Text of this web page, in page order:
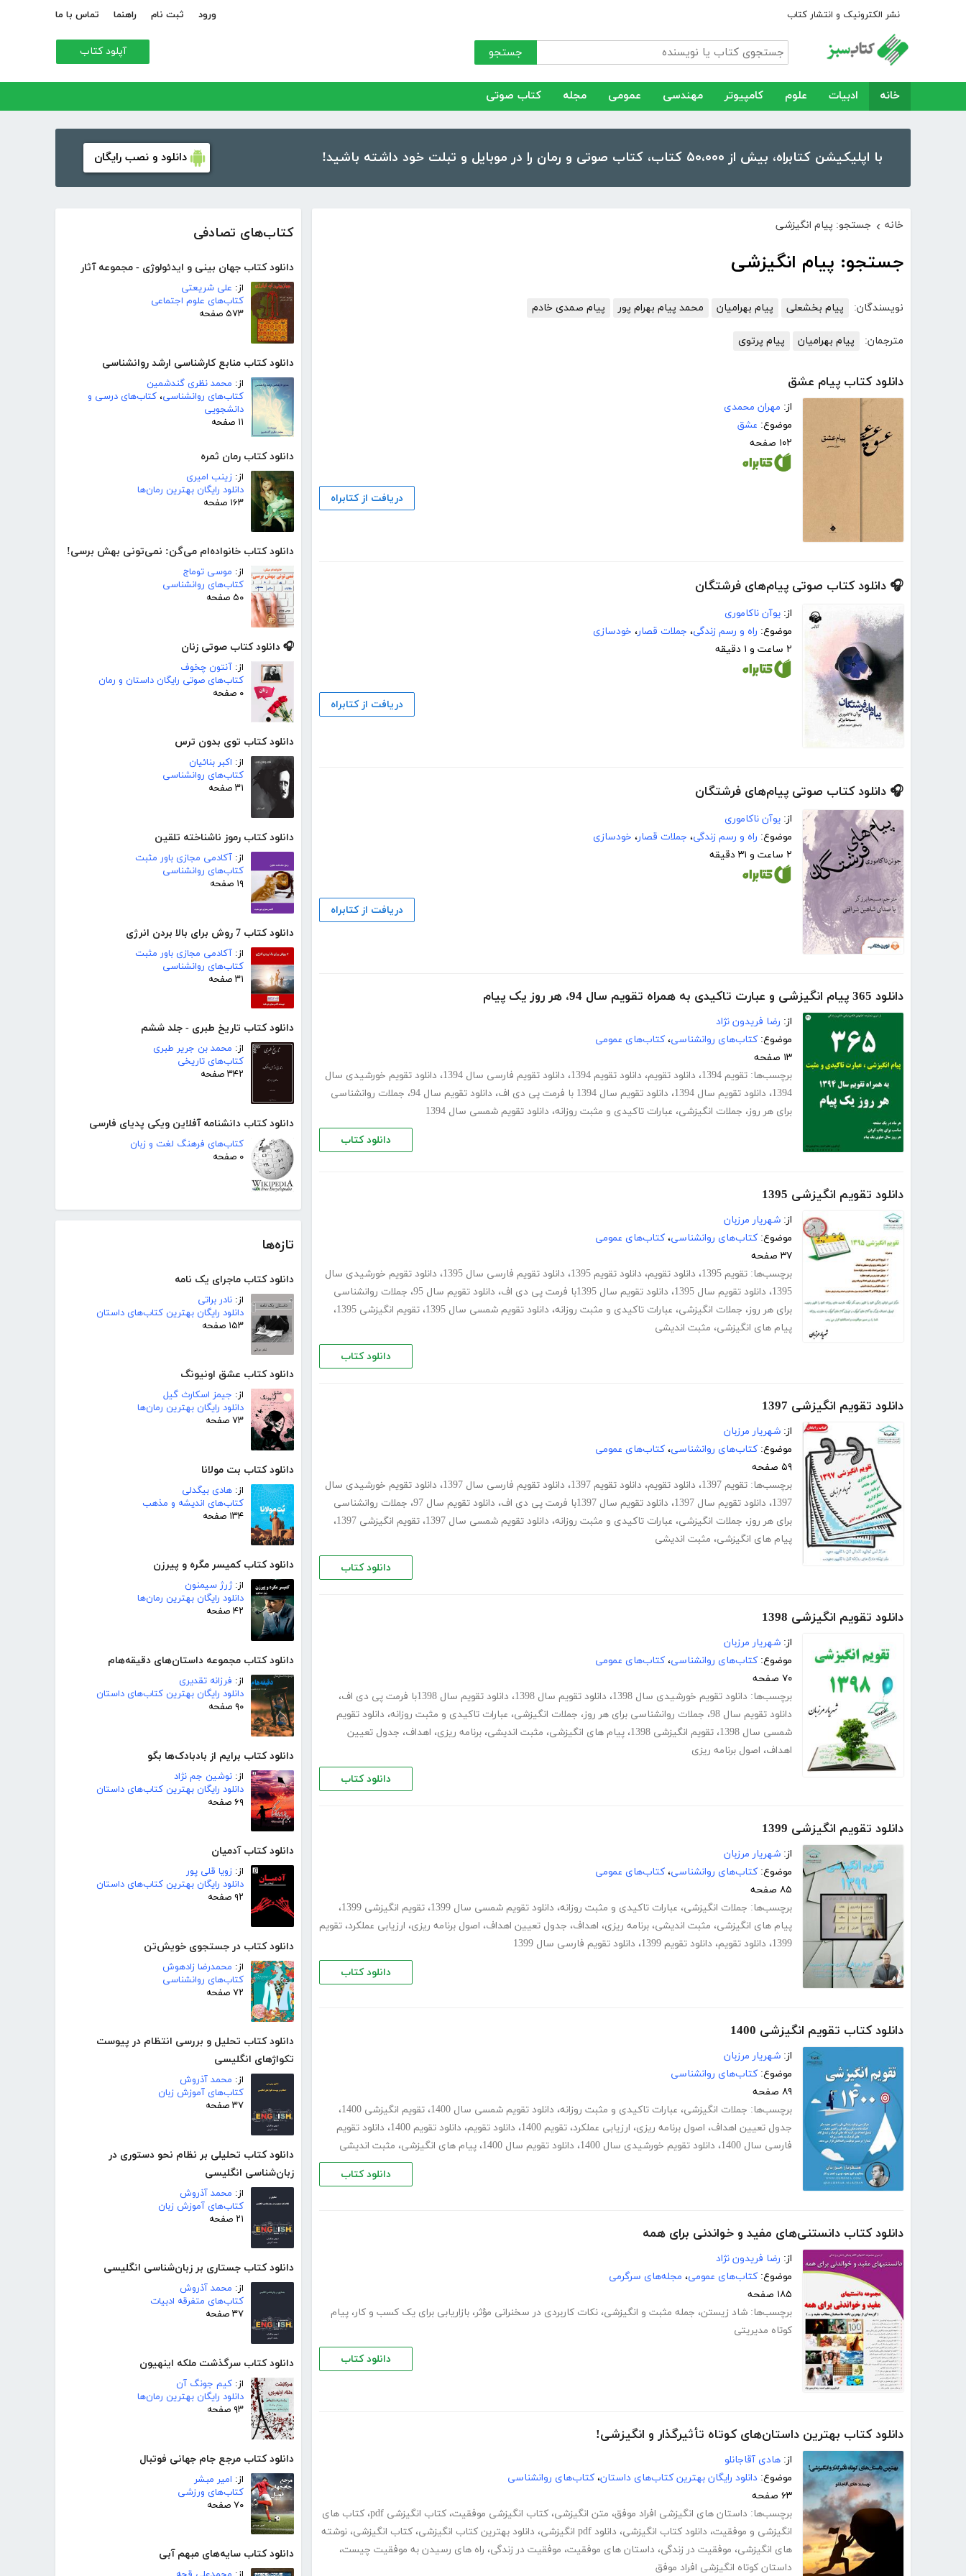
نشر الکترونیک و انتشار کتاب ورود ثبت نام راهنما تماس با ما
جستجو آپلود کتاب
خانه ادبیات علوم کامپیوتر مهندسی عمومی مجله کتاب صوتی
با اپلیکیشن کتابراه، بیش از ۵۰،۰۰۰ کتاب، کتاب صوتی و رمان را در موبایل و تبلت خود داشته باشید! دانلود و نصب رایگان
کتاب‌های تصادفی
دانلود کتاب جهان بینی و ایدئولوژی - مجموعه آثار
از: علی شریعتی
کتاب‌های علوم اجتماعی
۵۷۳ صفحه
دانلود کتاب منابع کارشناسی ارشد روانشناسی
از: محمد نظری گندشمین
کتاب‌های روانشناسی، کتاب‌های درسی و
دانشجویی
۱۱ صفحه
دانلود کتاب رمان ثمره
از: زینب امیری
دانلود رایگان بهترین رمان‌ها
۱۶۳ صفحه
دانلود کتاب خانواده‌ام می‌گن: نمی‌تونی بهش برسی!
از: موسی توماج
کتاب‌های روانشناسی
۵۰ صفحه
🎧 دانلود کتاب صوتی زنان
از: آنتون چخوف
کتاب‌های صوتی رایگان داستان و رمان
۰ صفحه
دانلود کتاب توی بدون ترس
از: اکبر بنائیان
کتاب‌های روانشناسی
۳۱ صفحه
دانلود کتاب رموز ناشناخته تلقین
از: آکادمی مجازی باور مثبت
کتاب‌های روانشناسی
۱۹ صفحه
دانلود کتاب 7 روش برای بالا بردن انرژی
از: آکادمی مجازی باور مثبت
کتاب‌های روانشناسی
۳۱ صفحه
دانلود کتاب تاریخ طبری - جلد ششم
از: محمد بن جریر طبری
کتاب‌های تاریخی
۳۴۲ صفحه
دانلود کتاب دانشنامه آفلاین ویکی پدیای فارسی
کتاب‌های فرهنگ لغت و زبان
۰ صفحه
تازه‌ها
دانلود کتاب ماجرای یک نامه
از: نادر براتی
دانلود رایگان بهترین کتاب‌های داستان
۱۵۳ صفحه
دانلود کتاب عشق اونیونگ
از: جیمز اسکارث گیل
دانلود رایگان بهترین رمان‌ها
۷۳ صفحه
دانلود کتاب بت مولانا
از: هادی بیگدلی
کتاب‌های اندیشه و مذهب
۱۳۴ صفحه
دانلود کتاب کمیسر مگره و پیرزن
از:ژرژ سیمنون
دانلود رایگان بهترین رمان‌ها
۴۲ صفحه
دانلود کتاب مجموعه داستان‌های دقیقه‌هام
از: فرزانه تقدیری
دانلود رایگان بهترین کتاب‌های داستان
۹۰ صفحه
دانلود کتاب برایم از بادبادک‌ها بگو
از: نوشین جم نژاد
دانلود رایگان بهترین کتاب‌های داستان
۶۹ صفحه
دانلود کتاب آدمیان
از: زویا قلی پور
دانلود رایگان بهترین کتاب‌های داستان
۹۲ صفحه
دانلود کتاب در جستجوی خویش‌تن
از: محمدرضا زادهوش
کتاب‌های روانشناسی
۷۲ صفحه
دانلود کتاب تحلیل و بررسی انتظام در پیوست
تکواژهای انگلیسی
از: محمد آذروش
کتاب‌های آموزش زبان
۳۷ صفحه
دانلود کتاب تحلیلی بر نظام نحو دستوری در
زبان‌شناسی انگلیسی
از: محمد آذروش
کتاب‌های آموزش زبان
۲۱ صفحه
دانلود کتاب جستاری بر زبان‌شناسی انگلیسی
از: محمد آذروش
کتاب‌های متفرقه ادبیات
۳۷ صفحه
دانلود کتاب سرگذشت ملکه اینهیون
از: کیم جونگ آن
دانلود رایگان بهترین رمان‌ها
۹۳ صفحه
دانلود کتاب مرجع جام جهانی فوتبال
از: امیر مبشر
کتاب‌های ورزشی
۷۰ صفحه
دانلود کتاب سایه‌های مبهم آبی
خانه › جستجو: پیام انگیزشی
جستجو: پیام انگیزشی
نویسندگان: پیام بخشعلی پیام بهرامیان محمد پیام بهرام پور پیام صمدی خادم
مترجمان: پیام بهرامیان پیام پرتوی
دانلود کتاب پیام عشق
از: مهران محمدی
موضوع: عشق
۱۰۲ صفحه
دریافت از کتابراه
🎧 دانلود کتاب صوتی پیام‌های فرشتگان
از: یوآن ناکاموری
موضوع: راه و رسم زندگی، جملات قصار، خودسازی
۲ ساعت و ۱ دقیقه
دریافت از کتابراه
🎧 دانلود کتاب صوتی پیام‌های فرشتگان
از: یوآن ناکاموری
موضوع: راه و رسم زندگی، جملات قصار، خودسازی
۲ ساعت و ۳۱ دقیقه
دریافت از کتابراه
دانلود 365 پیام انگیزشی و عبارت تاکیدی به همراه تقویم سال 94، هر روز یک پیام
از: رضا فریدون نژاد
موضوع: کتاب‌های روانشناسی، کتاب‌های عمومی
۱۳ صفحه
برچسب‌ها: تقویم 1394 ، دانلود تقویم، دانلود تقویم 1394 ، دانلود تقویم فارسی سال 1394 ، دانلود تقویم خورشیدی سال
1394، دانلود تقویم سال 1394 ، دانلود تقویم سال 1394 با فرمت پی دی اف ، دانلود تقویم سال 94 ، جملات روانشناسی
برای هر روز، جملات انگیزشی، عبارات تاکیدی و مثبت روزانه، دانلود تقویم شمسی سال 1394
دانلود کتاب
دانلود تقویم انگیزشی 1395
از: شهریار مرزبان
موضوع: کتاب‌های روانشناسی، کتاب‌های عمومی
۳۷ صفحه
برچسب‌ها: تقویم 1395 ، دانلود تقویم، دانلود تقویم 1395 ، دانلود تقویم فارسی سال 1395 ، دانلود تقویم خورشیدی سال
1395، دانلود تقویم سال 1395 ، دانلود تقویم سال 1395با فرمت پی دی اف ، دانلود تقویم سال 95 ، جملات روانشناسی
برای هر روز، جملات انگیزشی، عبارات تاکیدی و مثبت روزانه، دانلود تقویم شمسی سال 1395 ، تقویم انگیزشی 1395
،
پیام های انگیزشی، مثبت اندیشی
دانلود کتاب
دانلود تقویم انگیزشی 1397
از: شهریار مرزبان
موضوع: کتاب‌های روانشناسی، کتاب‌های عمومی
۵۹ صفحه
برچسب‌ها: تقویم 1397 ، دانلود تقویم، دانلود تقویم 1397 ، دانلود تقویم فارسی سال 1397 ، دانلود تقویم خورشیدی سال
1397، دانلود تقویم سال 1397 ، دانلود تقویم سال 1397با فرمت پی دی اف ، دانلود تقویم سال 97 ، جملات روانشناسی
برای هر روز، جملات انگیزشی، عبارات تاکیدی و مثبت روزانه، دانلود تقویم شمسی سال 1397 ، تقویم انگیزشی 1397
،
پیام های انگیزشی، مثبت اندیشی
دانلود کتاب
دانلود تقویم انگیزشی 1398
از: شهریار مرزبان
موضوع: کتاب‌های روانشناسی، کتاب‌های عمومی
۷۰ صفحه
برچسب‌ها: دانلود تقویم خورشیدی سال 1398 ، دانلود تقویم سال 1398 ، دانلود تقویم سال 1398با فرمت پی دی اف
،
دانلود تقویم سال 98
، جملات روانشناسی برای هر روز، جملات انگیزشی، عبارات تاکیدی و مثبت روزانه، دانلود تقویم
شمسی سال 1398
، تقویم انگیزشی 1398 ، پیام های انگیزشی، مثبت اندیشی، برنامه ریزی، اهداف، جدول تعیین
اهداف، اصول برنامه ریزی
دانلود کتاب
دانلود تقویم انگیزشی 1399
از: شهریار مرزبان
موضوع: کتاب‌های روانشناسی، کتاب‌های عمومی
۸۵ صفحه
برچسب‌ها: جملات انگیزشی، عبارات تاکیدی و مثبت روزانه، دانلود تقویم شمسی سال 1399 ، تقویم انگیزشی 1399
،
پیام های انگیزشی، مثبت اندیشی، برنامه ریزی، اهداف، جدول تعیین اهداف، اصول برنامه ریزی، ارزیابی عملکرد، تقویم
1399، دانلود تقویم، دانلود تقویم 1399 ، دانلود تقویم فارسی سال 1399
دانلود کتاب
دانلود کتاب تقویم انگیزشی 1400
از: شهریار مرزبان
موضوع: کتاب‌های روانشناسی
۸۹ صفحه
برچسب‌ها: جملات انگیزشی، عبارات تاکیدی و مثبت روزانه، دانلود تقویم شمسی سال 1400 ، تقویم انگیزشی 1400
،
جدول تعیین اهداف، اصول برنامه ریزی، ارزیابی عملکرد، تقویم 1400 ، دانلود تقویم، دانلود تقویم 1400 ، دانلود تقویم
فارسی سال 1400
، دانلود تقویم خورشیدی سال 1400 ، دانلود تقویم سال 1400 ، پیام های انگیزشی، مثبت اندیشی
دانلود کتاب
دانلود کتاب دانستنی‌های مفید و خواندنی برای همه
از: رضا فریدون نژاد
موضوع: کتاب‌های عمومی، مجله‌های سرگرمی
۱۸۵ صفحه
برچسب‌ها: شاد زیستن، جمله مثبت و انگیزشی، نکات کاربردی در سخنرانی مؤثر، بازاریابی برای یک کسب و کار، پیام
کوتاه مدیریتی
دانلود کتاب
دانلود کتاب بهترین داستان‌های کوتاه تأثیرگذار و انگیزشی!
از: هادی آقاجانلو
موضوع: دانلود رایگان بهترین کتاب‌های داستان، کتاب‌های روانشناسی
۶۳ صفحه
برچسب‌ها: داستان های انگیزشی افراد موفق، متن انگیزشی، کتاب انگیزشی موفقیت، کتاب انگیزشی pdf ، کتاب های
انگیزشی و موفقیت، دانلود کتاب انگیزشی، دانلود pdf انگیزشی ، دانلود بهترین کتاب انگیزشی، کتاب انگیزشی، نوشته
های انگیزشی، موفقیت در زندگی، داستان های موفقیت، موفقیت در زندگی، راه های رسیدن به موفقیت چیست،
داستان کوتاه انگیزشی افراد موفق